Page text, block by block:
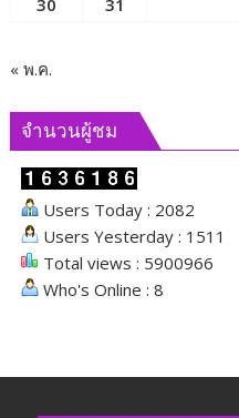
« พ.ค.
จำนวนผู้ชม
Users Today : 2082
Users Yesterday : 1511
Total views : 5900966
Who's Online : 8